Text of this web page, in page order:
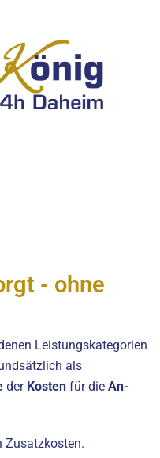
- ohne
Leistungskategorien
als
der Kosten für die An-
Zusatzkosten.